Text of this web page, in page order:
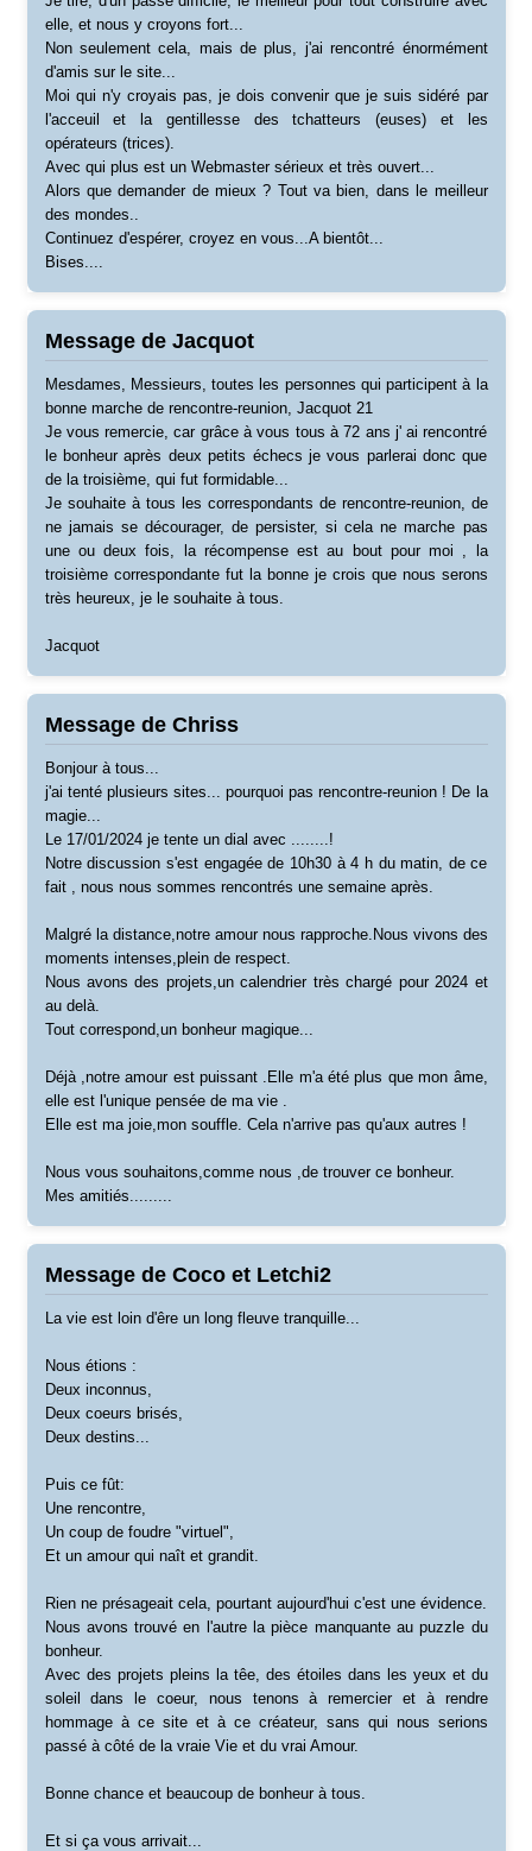
elle, et nous y croyons fort...
Non seulement cela, mais de plus, j'ai rencontré énormément
d'amis sur le site...
Moi qui n'y croyais pas, je dois convenir que je suis sidéré par
l'acceuil et la gentillesse des tchatteurs (euses) et les
opérateurs (trices).
Avec qui plus est un Webmaster sérieux et très ouvert...
Alors que demander de mieux ? Tout va bien, dans le meilleur
des mondes..
Continuez d'espérer, croyez en vous...A bientôt...
Bises....
Message de Jacquot
Mesdames, Messieurs, toutes les personnes qui participent à la
bonne marche de rencontre-reunion, Jacquot 21
Je vous remercie, car grâce à vous tous à 72 ans j' ai rencontré
le bonheur après deux petits échecs je vous parlerai donc que
de la troisième, qui fut formidable...
Je souhaite à tous les correspondants de rencontre-reunion, de
ne jamais se décourager, de persister, si cela ne marche pas
une ou deux fois, la récompense est au bout pour moi , la
troisième correspondante fut la bonne je crois que nous serons
très heureux, je le souhaite à tous.
Jacquot
Message de Chriss
Bonjour à tous...
j'ai tenté plusieurs sites... pourquoi pas rencontre-reunion ! De la
magie...
Le 17/01/2024 je tente un dial avec ........!
Notre discussion s'est engagée de 10h30 à 4 h du matin, de ce
fait , nous nous sommes rencontrés une semaine après.
Malgré la distance,notre amour nous rapproche.Nous vivons des
moments intenses,plein de respect.
Nous avons des projets,un calendrier très chargé pour 2024 et
au delà.
Tout correspond,un bonheur magique...
Déjà ,notre amour est puissant .Elle m'a été plus que mon âme,
elle est l'unique pensée de ma vie .
Elle est ma joie,mon souffle. Cela n'arrive pas qu'aux autres !
Nous vous souhaitons,comme nous ,de trouver ce bonheur.
Mes amitiés.........
Message de Coco et Letchi2
La vie est loin d'êre un long fleuve tranquille...
Nous étions :
Deux inconnus,
Deux coeurs brisés,
Deux destins...
Puis ce fût:
Une rencontre,
Un coup de foudre "virtuel",
Et un amour qui naît et grandit.
Rien ne présageait cela, pourtant aujourd'hui c'est une évidence.
Nous avons trouvé en l'autre la pièce manquante au puzzle du
bonheur.
Avec des projets pleins la têe, des étoiles dans les yeux et du
soleil dans le coeur, nous tenons à remercier et à rendre
hommage à ce site et à ce créateur, sans qui nous serions
passé à côté de la vraie Vie et du vrai Amour.
Bonne chance et beaucoup de bonheur à tous.
Et si ça vous arrivait...